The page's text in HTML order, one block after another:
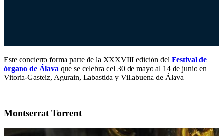
Este concierto forma parte de la XXXVIII edición del Festival de
órgano de Álava que se celebra del 30 de mayo al 14 de junio en
Vitoria-Gasteiz, Agurain, Labastida y Villabuena de Álava
Montserrat Torrent